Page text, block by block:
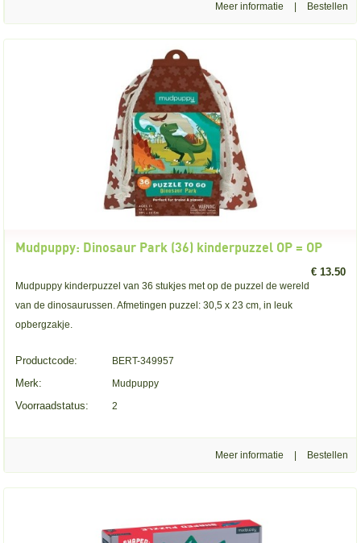
Meer informatie
Mudpuppy: Dinosaur Park (36) kinderpuzzel OP = OP
€ 13.50
Mudpuppy kinderpuzzel van 36 stukjes met op de puzzel de wereld
van de dinosaurussen. Afmetingen puzzel: 30,5 x 23 cm, in leuk
opbergzakje.
Productcode: BERT-349957
Merk: Mudpuppy
Voorraadstatus: 2
Meer informatie